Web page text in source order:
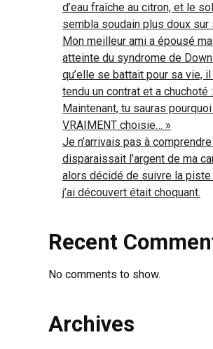
d’eau fraîche au citron, et le
sembla soudain plus doux sur
Mon meilleur ami a épousé
atteinte du syndrome de
qu’elle se battait pour sa vie, il
tendu un contrat et a chuchoté
Maintenant, tu sauras pourquoi
VRAIMENT choisie… »
Je n’arrivais pas à
disparaissait l’argent de ma
alors décidé de suivre la
j’ai découvert était choquant.
Recent
No comments to show.
Archives